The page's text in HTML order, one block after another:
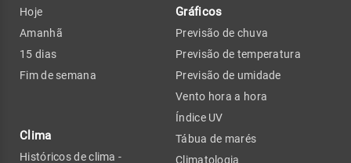
Hoje
Amanhã
15 dias
Fim de semana
Clima
Históricos de clima -
Gráficos
Previsão de chuva
Previsão de temperatura
Previsão de umidade
Vento hora a hora
Índice UV
Tábua de marés
Climatologia